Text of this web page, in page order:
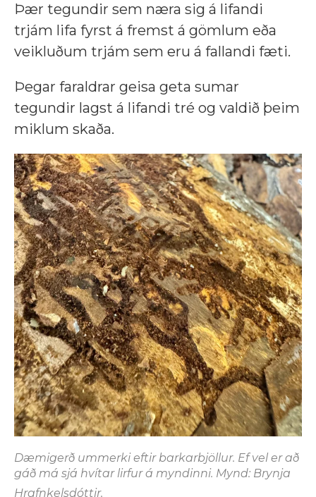
Þær tegundir sem næra sig á lifandi
trjám lifa fyrst á fremst á gömlum eða
veikluðum trjám sem eru á fallandi fæti.
Þegar faraldrar geisa geta sumar
tegundir lagst á lifandi tré og valdið þeim
miklum skaða.
Dæmigerð ummerki eftir barkarbjöllur. Ef vel er að
gáð má sjá hvítar lirfur á myndinni. Mynd: Brynja
Hrafnkelsdóttir.